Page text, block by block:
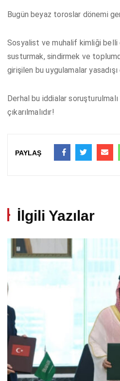
Bugün beyaz toroslar dönemi
Sosyalist ve muhalif kimliği belli
susturmak, sindirmek ve
girişilen bu uygulamalar
Derhal bu iddialar
çıkarılmalıdır!
PAYLAŞ
İlgili Yazılar